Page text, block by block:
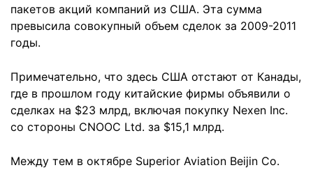
пакетов акций компаний из США. Эта сумма
превысила совокупный объем сделок за 2009-2011
годы.
Примечательно, что здесь США отстают от Канады,
где в прошлом году китайские фирмы объявили о
сделках на $23 млрд, включая покупку Nexen Inc.
со стороны CNOOC Ltd. за $15,1 млрд.
Между тем в октябре Superior Aviation Beijin Co.